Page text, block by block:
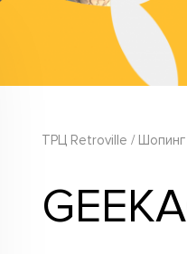
ТРЦ Retroville Шопинг